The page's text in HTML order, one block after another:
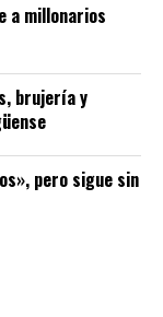
a millonarios
brujería y
pero sigue sin